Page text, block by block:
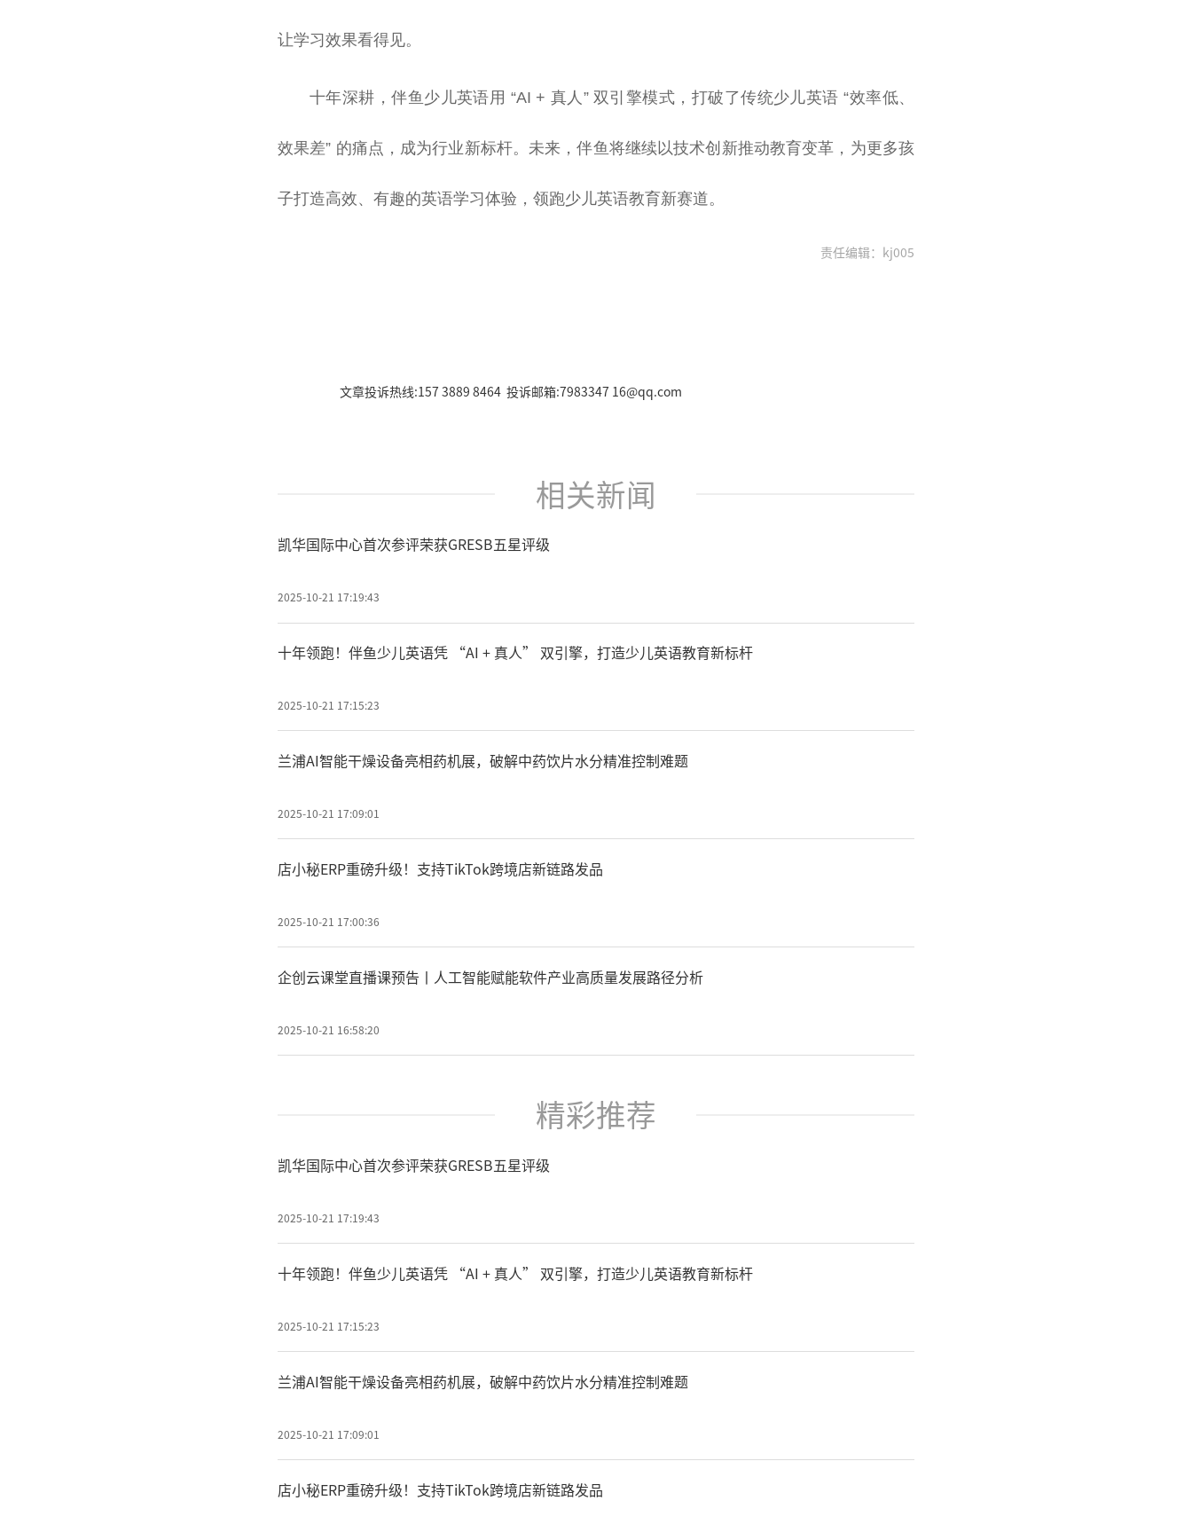
让学习效果看得见。
十年深耕，伴鱼少儿英语用 “AI + 真人” 双引擎模式，打破了传统少儿英语 “效率低、
效果差” 的痛点，成为行业新标杆。未来，伴鱼将继续以技术创新推动教育变革，为更多孩
子打造高效、有趣的英语学习体验，领跑少儿英语教育新赛道。
责任编辑：kj005
文章投诉热线:157 3889 8464 投诉邮箱:7983347 16@qq.com
相关新闻
凯华国际中心首次参评荣获GRESB五星评级
2025-10-21 17:19:43
十年领跑！伴鱼少儿英语凭 “AI + 真人” 双引擎，打造少儿英语教育新标杆
2025-10-21 17:15:23
兰浦AI智能干燥设备亮相药机展，破解中药饮片水分精准控制难题
2025-10-21 17:09:01
店小秘ERP重磅升级！支持TikTok跨境店新链路发品
2025-10-21 17:00:36
企创云课堂直播课预告丨人工智能赋能软件产业高质量发展路径分析
2025-10-21 16:58:20
精彩推荐
凯华国际中心首次参评荣获GRESB五星评级
2025-10-21 17:19:43
十年领跑！伴鱼少儿英语凭 “AI + 真人” 双引擎，打造少儿英语教育新标杆
2025-10-21 17:15:23
兰浦AI智能干燥设备亮相药机展，破解中药饮片水分精准控制难题
2025-10-21 17:09:01
店小秘ERP重磅升级！支持TikTok跨境店新链路发品